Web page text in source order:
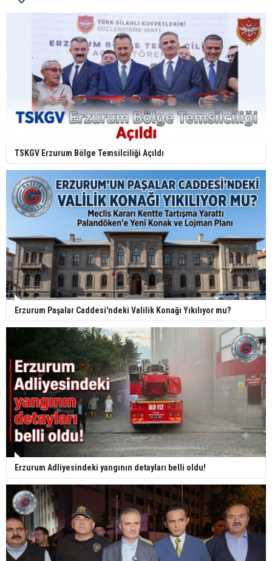
TSKGV Erzurum Bölge Temsilciliği Açıldı
Erzurum Paşalar Caddesi'ndeki Valilik Konağı Yıkılıyor mu?
Erzurum Adliyesindeki yangının detayları belli oldu!